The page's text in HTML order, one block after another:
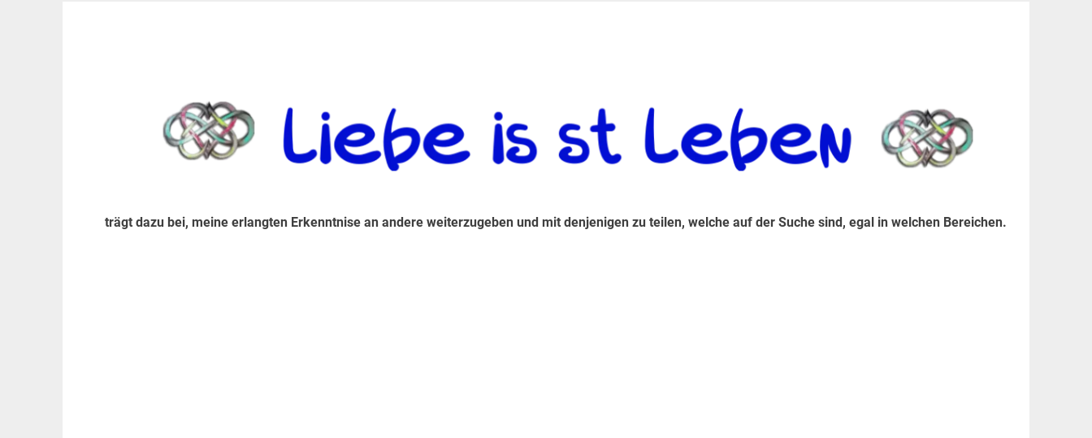
trägt dazu bei, meine erlangten Erkenntnise an andere weiterzugeben und mit denjenigen zu teilen, welche auf der Suche sind, egal in welchen Bereichen.